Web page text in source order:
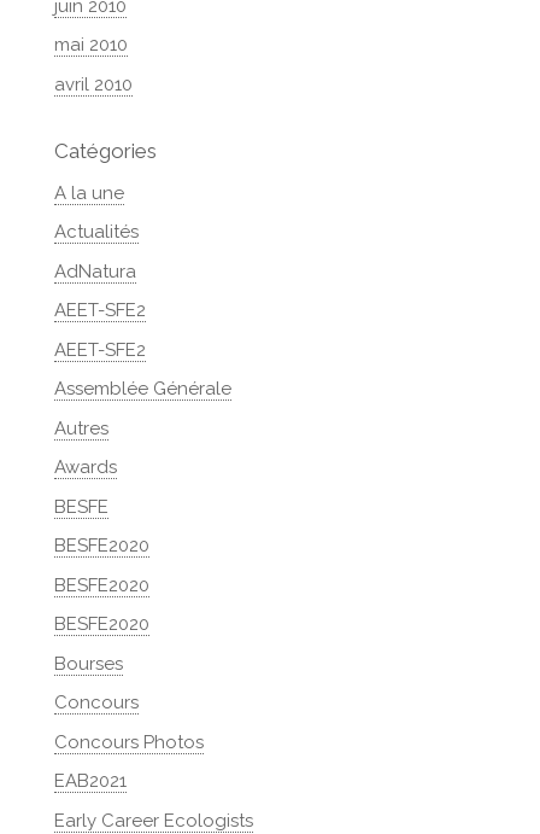
juin 2010
mai 2010
avril 2010
Catégories
A la une
Actualités
AdNatura
AEET-SFE2
AEET-SFE2
Assemblée Générale
Autres
Awards
BESFE
BESFE2020
BESFE2020
BESFE2020
Bourses
Concours
Concours Photos
EAB2021
Early Career Ecologists